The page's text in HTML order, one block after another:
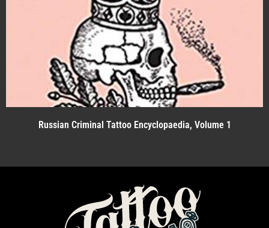
Russian Criminal Tattoo Encyclopaedia, Volume 1